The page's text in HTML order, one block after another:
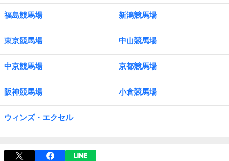
福島競馬場 新潟競馬場
東京競馬場 中山競馬場
中京競馬場 京都競馬場
阪神競馬場 小倉競馬場
ウィンズ・エクセル